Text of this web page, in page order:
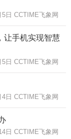
5日 CCTIME飞象网
让手机实现智慧
5日 CCTIME飞象网
4日 CCTIME飞象网
日 CCTIME飞象网